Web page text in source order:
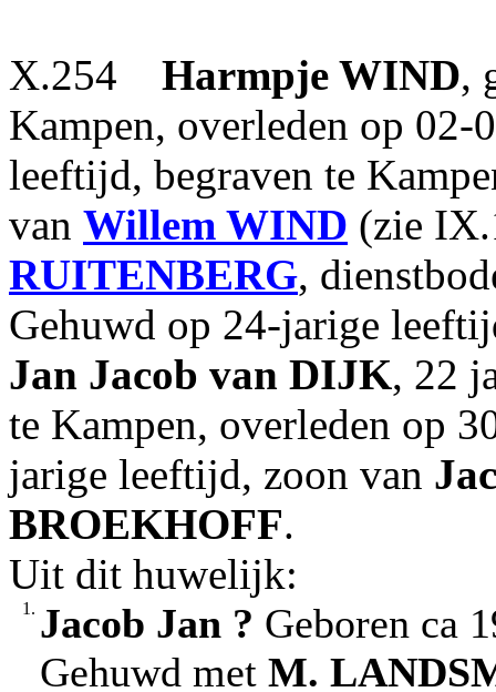
X.254 Harmpje WIND,
Kampen, overleden op
leeftijd, begraven te
van Willem WIND (zie
RUITENBERG,
Gehuwd op 24-jarige
Jan Jacob van DIJK, 22
te Kampen, overleden op
jarige leeftijd, zoon van
BROEKHOFF.
Uit dit huwelijk:
1. Jacob Jan ? Geboren ca
Gehuwd met M.